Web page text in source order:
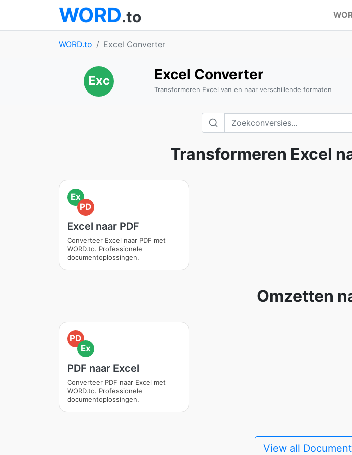
WORD.to
WORD.to Excel Converter
Exc Excel Converter
Transformeren Excel van en naar verschillende formaten
Transformeren Excel
Ex
PD
Excel naar PDF
Converteer Excel naar PDF met
WORD.to. Professionele
documentoplossingen.
Omzetten
PD
Ex
PDF naar Excel
Converteer PDF naar Excel met
WORD.to. Professionele
documentoplossingen.
View all